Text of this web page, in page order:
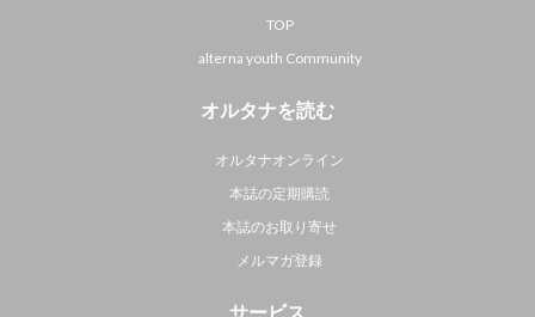
TOP
alterna youth Community
オルタナを読む
オルタナオンライン
本誌の定期購読
本誌のお取り寄せ
メルマガ登録
サービス